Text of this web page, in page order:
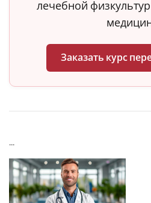
лечебной
Заказать курс